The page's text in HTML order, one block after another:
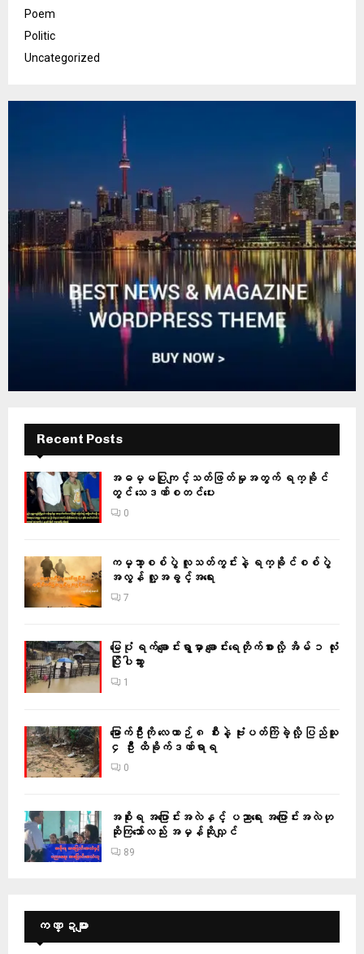
Poem
Politic
Uncategorized
Recent Posts
အဓမ္မပြုကျင့်သတ်ဖြတ်မှုအတွက် ရက္ခိုင်
တွင် သေဒဏ်စတင်ပေး
0
ကမ္ဘာ့စစ်ပွဲ လူသတ်ကွင်းနဲ့ ရက္ခိုင်စစ်ပွဲ
အလွန် လူ့အခွင့်အရေး
7
မြေပုံ ရက်ချောင်းရွာမှာ ချောင်းရေတိုက်စားလို့ အိမ် ၁ လုံး
ပြိုပါသွား
1
မြောက်ဦးကို လေယာဉ် ၈ စီးနဲ့ ဗုံးပတ်ကြဲခဲ့လို့ ပြည်သူ
၄ ဦး ထိခိုက်ဒဏ်ရာရ
0
အစိုးရ အပြောင်းအလဲနှင့် ပညာရေး အပြောင်းအလဲဟု
ဆိုကြသော်လည်း အမှန်ဆိုလျှင်
89
ကဏ္ဍများ